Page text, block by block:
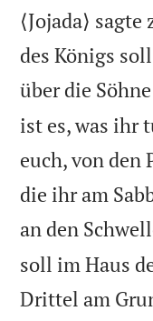
⟨Jojada⟩
des Königs
über die
ist es, was ihr
euch, von den
die ihr am
an den
soll im Haus
Drittel am